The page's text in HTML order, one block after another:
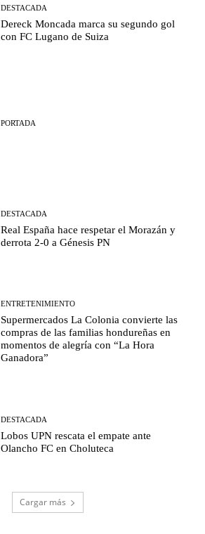
DESTACADA
Dereck Moncada marca su segundo gol
con FC Lugano de Suiza
PORTADA
DESTACADA
Real España hace respetar el Morazán y
derrota 2-0 a Génesis PN
ENTRETENIMIENTO
Supermercados La Colonia convierte las
compras de las familias hondureñas en
momentos de alegría con “La Hora
Ganadora”
DESTACADA
Lobos UPN rescata el empate ante
Olancho FC en Choluteca
Cargar más